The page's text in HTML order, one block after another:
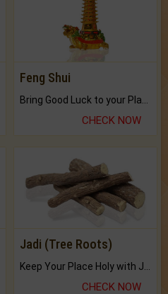
Feng Shui
Bring Good Luck to your Place with Feng Shui.
CHECK NOW
Jadi (Tree Roots)
CHECK NOW